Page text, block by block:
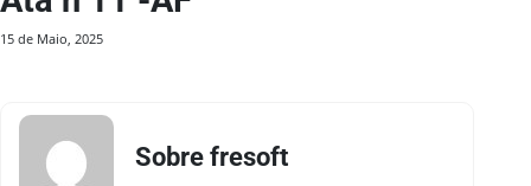
15 de Maio, 2025
Sobre fresoft